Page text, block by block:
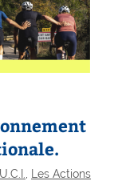
Les Actions